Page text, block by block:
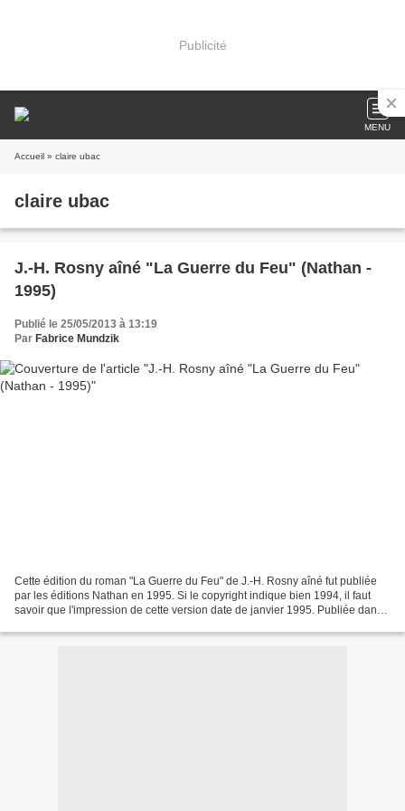
Publicité
MENU
Accueil » claire ubac
claire ubac
J.-H. Rosny aîné "La Guerre du Feu" (Nathan -
1995)
Publié le 25/05/2013 à 13:19
Par Fabrice Mundzik
Cette édition du roman "La Guerre du Feu" de J.-H. Rosny aîné fut publiée
par les éditions Nathan en 1995. Si le copyright indique bien 1994, il faut
savoir que l'impression de cette version date de janvier 1995. Publiée dans